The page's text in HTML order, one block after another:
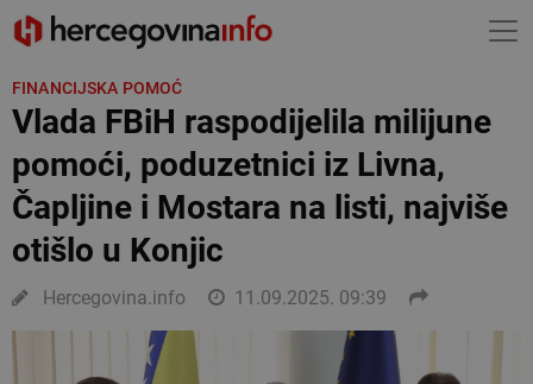
FINANCIJSKA POMOĆ
Vlada FBiH raspodijelila milijune
pomoći, poduzetnici iz Livna,
Čapljine i Mostara na listi, najviše
otišlo u Konjic
Hercegovina.info 11.09.2025. 09:39